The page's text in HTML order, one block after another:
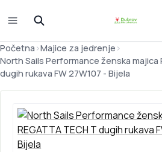
Početna >Majice za jedrenje >
North Sails Performance ženska majica
dugih rukava FW 27W107 - Bijela